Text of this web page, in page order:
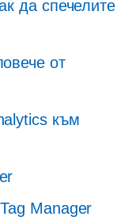
да спечелите
от
към
Manager